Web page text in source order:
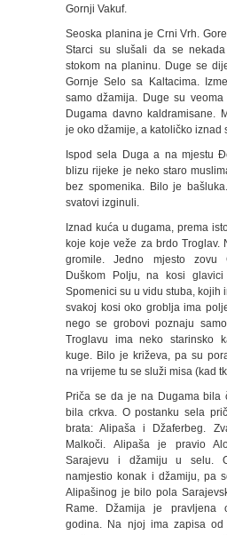
Gornji Vakuf.
Seoska planina je Crni Vrh.
Starci su slušali da se
stokom na planinu. Duge se
Gornje Selo sa Kaltacima.
samo džamija. Duge su
Dugama davno kaldramisane.
je oko džamije, a katoličko iznad
Ispod sela Duga a na mjestu
blizu rijeke je neko staro
bez spomenika. Bilo je
svatovi izginuli.
Iznad kuća u dugama, prema
koje koje veže za brdo Troglav.
gromile. Jedno mjesto zovu
Duškom Polju, na kosi
Spomenici su u vidu stuba, kojih
svakoj kosi oko groblja ima
nego se grobovi poznaju
Troglavu ima neko starinsko
kuge. Bilo je križeva, pa su
na vrijeme tu se služi misa (kad
Priča se da je na Dugama bila
bila crkva. O postanku sela
brata: Alipaša i Džaferbeg.
Malkoči. Alipaša je pravio
Sarajevu i džamiju u selu.
namjestio konak i džamiju, pa
Alipašinog je bilo pola
Rame. Džamija je pravljena
godina. Na njoj ima zapisa od